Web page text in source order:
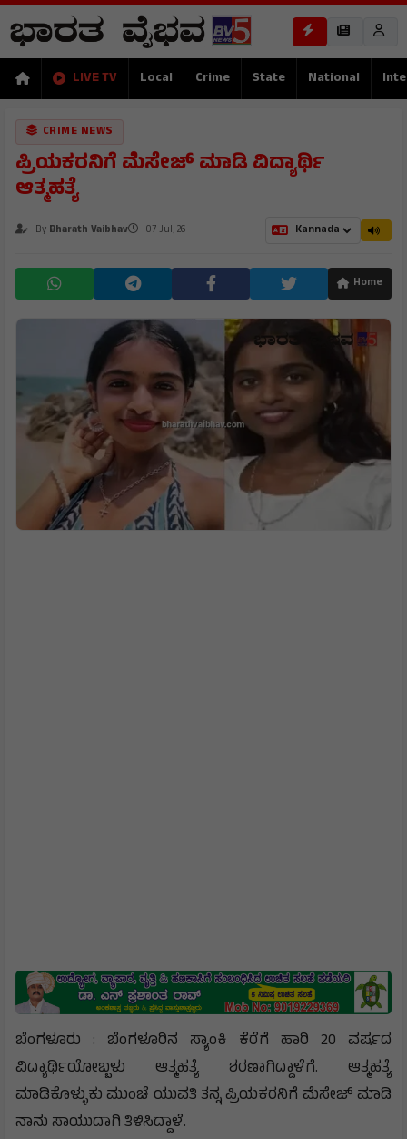
LIVE TV Local Crime State National
CRIME NEWS
ಪ್ರಿಯಕರನಿಗೆ ಮೆಸೇಜ್ ಮಾಡಿ ವಿದ್ಯಾರ್ಥಿ
ಆತ್ಮಹತ್ಯೆ
By Bharath Vaibhav 07 Jul, 26
Home
ಬೆಂಗಳೂರು : ಬೆಂಗಳೂರಿನ ಸ್ಯಾಂಕಿ ಕೆರೆಗೆ ಹಾರಿ 20 ವರ್ಷದ
ವಿದ್ಯಾರ್ಥಿಯೋಬ್ಬಳು ಆತ್ಮಹತ್ಯೆ ಶರಣಾಗಿದ್ದಾಳೆಗೆ. ಆತ್ಮಹತ್ಯೆ
ಮಾಡಿಕೊಳ್ಳುಕು ಮುಂಚೆ ಯುವತಿ ತನ್ನ ಪ್ರಿಯಕರನಿಗೆ ಮೆಸೇಜ್ ಮಾಡಿ
ನಾನು ಸಾಯುದಾಗಿ ತಿಳಿಸಿದ್ದಾಳೆ.